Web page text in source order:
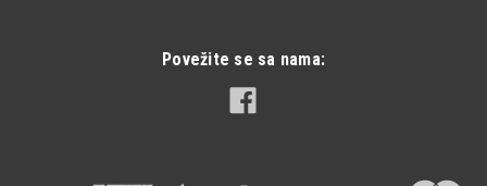
Povežite se sa nama: